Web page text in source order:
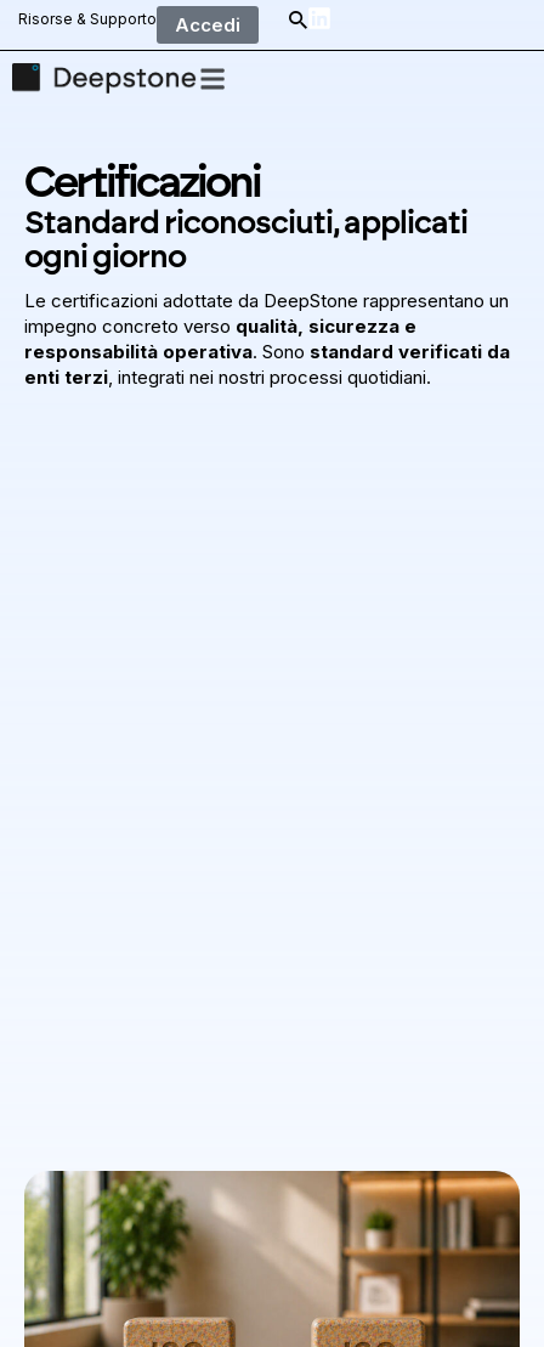
Risorse & Supporto Accedi
Certificazioni
Standard riconosciuti, applicati
ogni giorno
Le certificazioni adottate da DeepStone rappresentano un
impegno concreto verso qualità, sicurezza e
responsabilità operativa. Sono standard verificati da
enti terzi, integrati nei nostri processi quotidiani.